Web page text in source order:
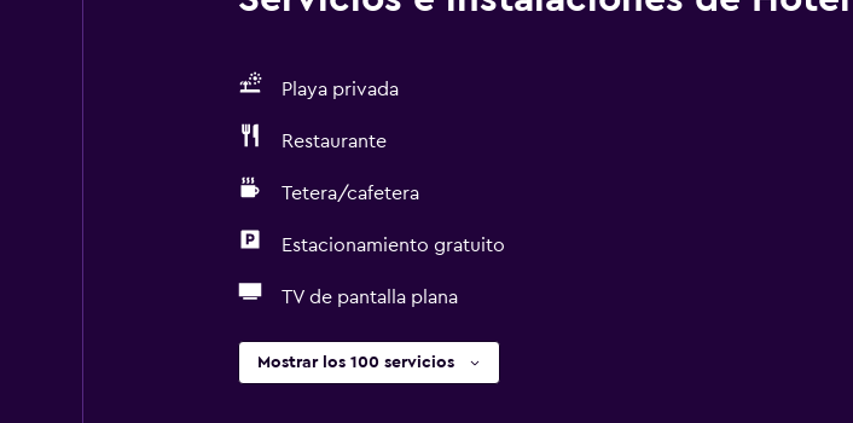
Playa privada
Restaurante
Tetera/cafetera
Estacionamiento gratuito
TV de pantalla plana
Mostrar los 100 servicios